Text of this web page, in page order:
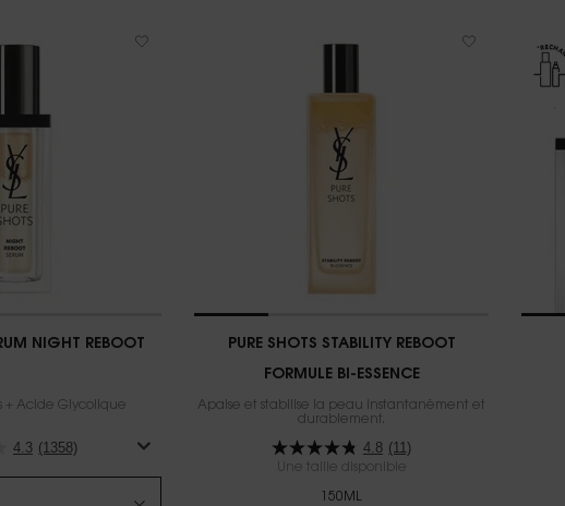
NIGHT REBOOT
+ Acide Glycolique
4.3 (1358)
PURE SHOTS STABILITY REBOOT
FORMULE BI-ESSENCE
Apaise et stabilise la peau instantanément et
durablement.​
4.8 (11)
Une taille disponible
150ML